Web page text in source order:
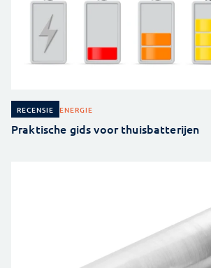
RECENSIE ENERGIE
Praktische gids voor thuisbatterijen